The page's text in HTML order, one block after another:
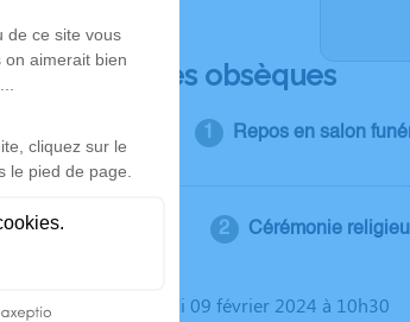
Déroulé des obsèques
Repos en salon
Cérémonie
Le vendredi 09 février 2024 à 10h30